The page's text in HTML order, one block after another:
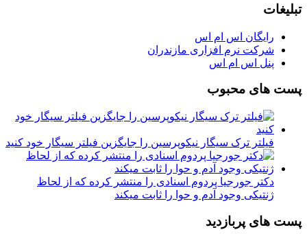
تبلیغات
رایگان اس ام اس
شرکت نرم افزاری مازندران
پنل اس ام اس
پست های محبوب
فیلتر ترک سیگار نیکوپرسین را جایگزین فیلتر سیگار خود کنید
دکتر جورجیا پردوم اسنادی را منتشر کرده که از لحاظ
ژنتیکی وجود آدم و حوا را ثابت میکند
پست های پربازدید